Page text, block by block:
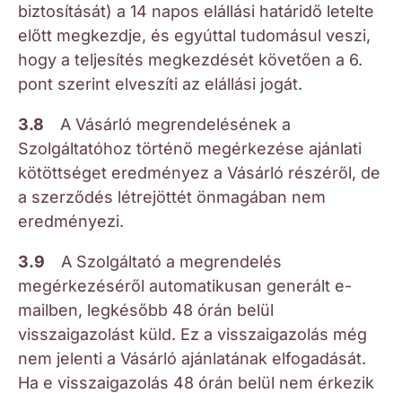
biztosítását) a 14 napos elállási határidő letelte
előtt megkezdje, és egyúttal tudomásul veszi,
hogy a teljesítés megkezdését követően a 6.
pont szerint elveszíti az elállási jogát.
3.8 A Vásárló megrendelésének a
Szolgáltatóhoz történő megérkezése ajánlati
kötöttséget eredményez a Vásárló részéről, de
a szerződés létrejöttét önmagában nem
eredményezi.
3.9 A Szolgáltató a megrendelés
megérkezéséről automatikusan generált e-
mailben, legkésőbb 48 órán belül
visszaigazolást küld. Ez a visszaigazolás még
nem jelenti a Vásárló ajánlatának elfogadását.
Ha e visszaigazolás 48 órán belül nem érkezik